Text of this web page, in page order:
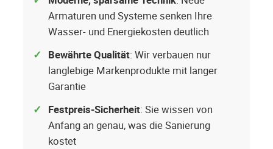
Armaturen und Systeme senken Ihre
Wasser- und Energiekosten deutlich
Bewährte Qualität: Wir verbauen nur
langlebige Markenprodukte mit langer
Garantie
Festpreis-Sicherheit: Sie wissen von
Anfang an genau, was die Sanierung
kostet